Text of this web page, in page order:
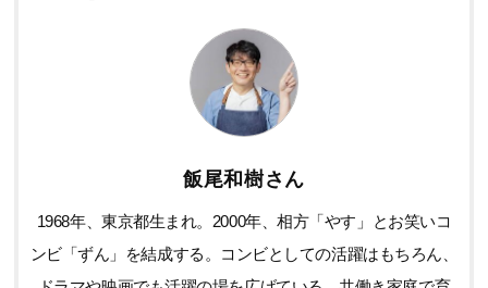
飯尾和樹さん
1968年、東京都生まれ。2000年、相方「やす」とお笑いコ
ンビ「ずん」を結成する。コンビとしての活躍はもちろん、